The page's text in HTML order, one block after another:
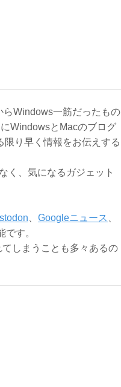
Windows一筋だったもの
WindowsとMacのブログ
限り早く情報をお伝えする
く、気になるガジェット
Googleニュース
す。
しまうことも多々あるの